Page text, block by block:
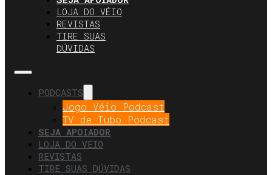
LOJA DO VÉIO
REVISTAS
TIRE SUAS
DÚVIDAS
PODCASTS
Jogo Véio Podcast
TV de Tubo Podcast
SEJA APOIADOR
LOJA DO VÉIO
REVISTAS
TIRE SUAS DÚVIDAS